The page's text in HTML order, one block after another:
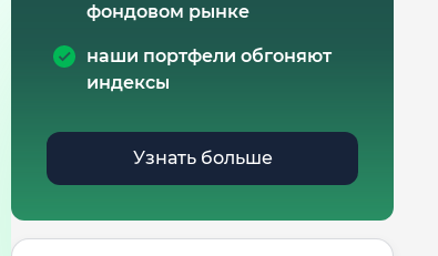
фондовом рынке
наши портфели обгоняют
индексы
Узнать больше